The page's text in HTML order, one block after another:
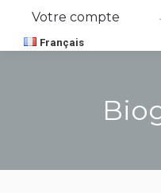
Votre compte
Français